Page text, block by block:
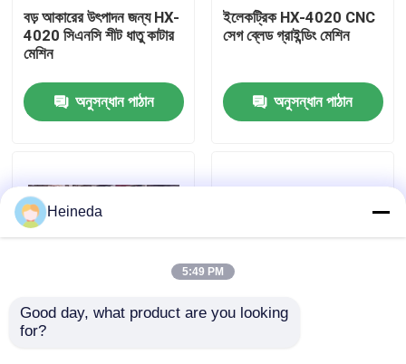
কারখানা ভ্রমণ
যোগাযোগ করুন
খবর
উদ্ধৃতির জন্য আবেদন
বড় আকারের উৎপাদন জন্য HX-
4020 সিএনসি শীট ধাতু কাটার
মেশিন
অনুসন্ধান পাঠান
ইলেকট্রিক HX-4020 CNC
সেগ ব্লেড গ্রাইন্ডিং মেশিন
অনুসন্ধান পাঠান
যথার্থ মেশিনিং কাস্টম সিএনসি
Heineda
5:49 PM
Good day, what product are you looking
for?